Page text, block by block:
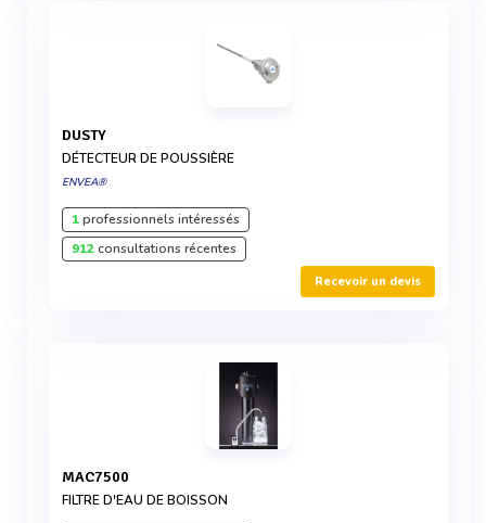
DUSTY
DÉTECTEUR DE POUSSIÈRE
ENVEA®
1professionnels intéressés
912consultations récentes
Recevoir un devis
MAC7500
FILTRE D'EAU DE BOISSON